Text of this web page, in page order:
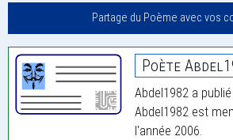
Partage du Poème avec vos
Poète
Abdel1982 a
Abdel1982 est
l'année 2006.